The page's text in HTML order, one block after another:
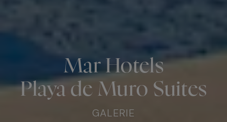
Mar Hotels
Playa de Muro Suites
GALERIE